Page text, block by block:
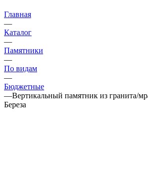
Главная
—
Каталог
—
Памятники
—
По видам
—
Бюджетные
—Вертикальный памятник из гранита/
Береза